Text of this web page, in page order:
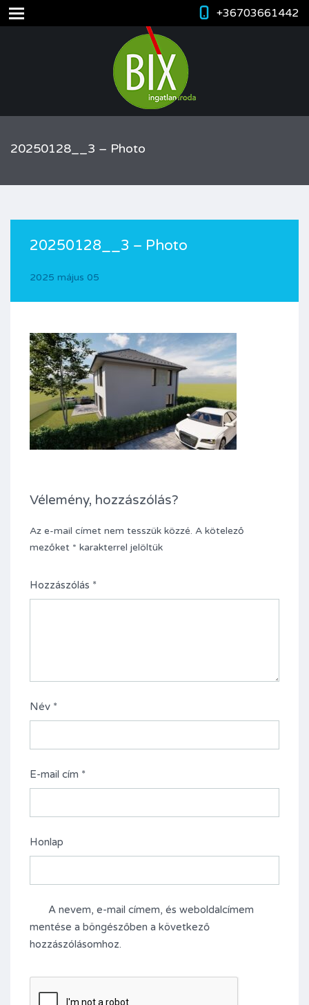
+36703661442
20250128__3 – Photo
20250128__3 – Photo
2025 május 05
Vélemény, hozzászólás?
Az e-mail címet nem tesszük közzé. A kötelező
mezőket * karakterrel jelöltük
Hozzászólás *
Név *
E-mail cím *
Honlap
A nevem, e-mail címem, és weboldalcímem
mentése a böngészőben a következő
hozzászólásomhoz.